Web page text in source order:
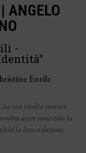
ANGELO
-
Enrile
essa rivolta contro i
avere come esito la
la loro riduzione